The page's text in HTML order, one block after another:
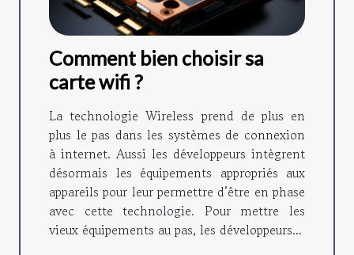
Comment bien choisir sa
carte wifi ?
La technologie Wireless prend de plus en
plus le pas dans les systèmes de connexion
à internet. Aussi les développeurs intègrent
désormais les équipements appropriés aux
appareils pour leur permettre d’être en phase
avec cette technologie. Pour mettre les
vieux équipements au pas, les développeurs...